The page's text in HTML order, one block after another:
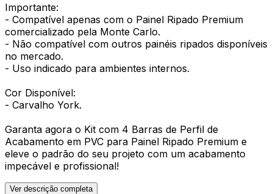
Importante:
- Compatível apenas com o Painel Ripado Premium
comercializado pela Monte Carlo.
- Não compatível com outros painéis ripados disponíveis
no mercado.
- Uso indicado para ambientes internos.
Cor Disponível:
- Carvalho York.
Garanta agora o Kit com 4 Barras de Perfil de
Acabamento em PVC para Painel Ripado Premium e
eleve o padrão do seu projeto com um acabamento
impecável e profissional!
Ver descrição completa